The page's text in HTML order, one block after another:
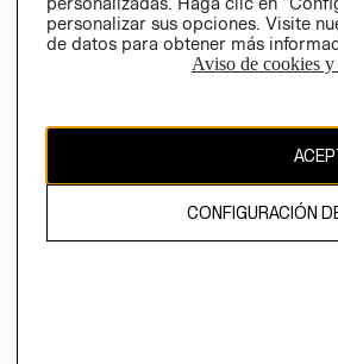
El contenido de esta página web está
propiedad de H&M Hennes & Mauritz AB.
personalizar sus opciones. Visite
de datos para obtener más
Aviso de cookies
CONFIGURACIÓN